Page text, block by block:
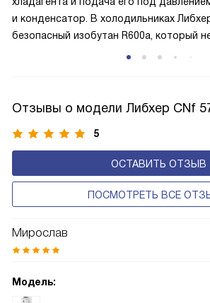
и конденсатор. В холодильниках
безопасный изобутан R600a, который
и быстрее происходит охлаждение,
Отзывы о модели Либхер CNf
5
ОСТАВИТЬ ОТЗЫВ
ПОСМОТРЕТЬ ВСЕ
Мирослав
Модель: